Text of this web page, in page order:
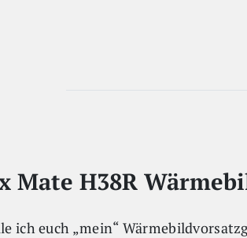
Mate H38R
ich euch „mein“